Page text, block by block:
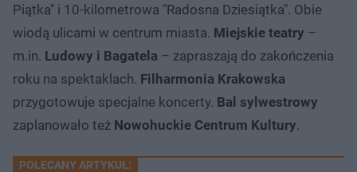
Piątka" i 10-kilometrowa "Radosna Dziesiątka". Obie
wiodą ulicami w centrum miasta. Miejskie teatry –
m.in. Ludowy i Bagatela – zapraszają do zakończenia
roku na spektaklach. Filharmonia Krakowska
przygotowuje specjalne koncerty. Bal sylwestrowy
zaplanowało też Nowohuckie Centrum Kultury.
POLECANY ARTYKUŁ: